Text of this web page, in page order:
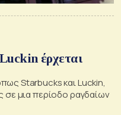
έρχεται
Starbucks και Luckin,
σε μια περίοδο ραγδαίων